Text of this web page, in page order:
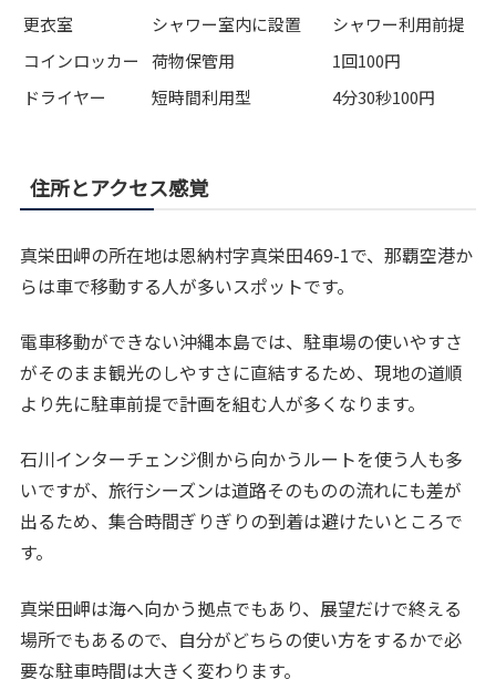
更衣室
シャワー室内に設置
シャワー利用前提
コインロッカー
荷物保管用
1回100円
ドライヤー
短時間利用型 4分30秒100円
住所とアクセス感覚
真栄田岬の所在地は恩納村字真栄田469-1で、那覇空港か
らは車で移動する人が多いスポットです。
電車移動ができない沖縄本島では、駐車場の使いやすさ
がそのまま観光のしやすさに直結するため、現地の道順
より先に駐車前提で計画を組む人が多くなります。
石川インターチェンジ側から向かうルートを使う人も多
いですが、旅行シーズンは道路そのものの流れにも差が
出るため、集合時間ぎりぎりの到着は避けたいところで
す。
真栄田岬は海へ向かう拠点でもあり、展望だけで終える
場所でもあるので、自分がどちらの使い方をするかで必
要な駐車時間は大きく変わります。